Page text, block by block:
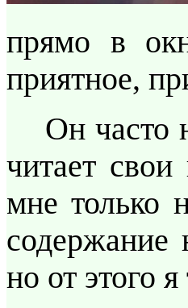
прямо в
приятное,
Он часто
читает
мне только
содержание
но от этого